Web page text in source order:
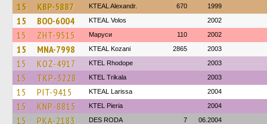
15 KBP-5887 KTEAL Alexandr. 670 1999
15 BOO-6004 KTEAL Volos 2002
15 ZHT-9515 Маруси 110 2002
15 MNA-7998 KTEAL Kozani 2865 2003
15 KOZ-4917 KTEL Rhodope 2003
15 TKP-3228 ΚΤΕL Τrikala 2003
15 PIT-9415 KTEAL Larissa 2004
15 KNP-8815 KTEL Pieria 2004
15 PKA-2183 DES RODA 7 06.2004